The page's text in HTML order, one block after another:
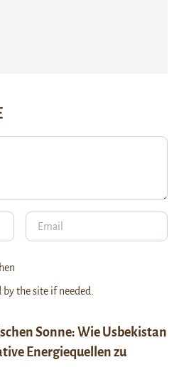
Sonne: Wie Usbekistan
Energiequellen zu
the site if needed.